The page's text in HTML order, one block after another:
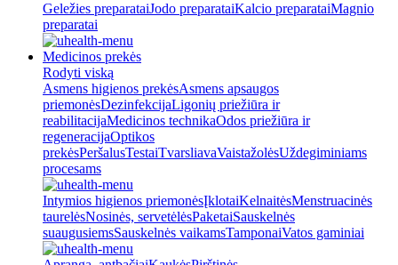
Geležies preparataiJodo preparataiKalcio preparataiMagnio
preparatai
Medicinos prekės
Rodyti viską
Asmens higienos prekėsAsmens apsaugos
priemonėsDezinfekcijaLigonių priežiūra ir
reabilitacijaMedicinos technikaOdos priežiūra ir
regeneracijaOptikos
prekėsPeršalusTestaiTvarsliavaVaistažolėsUždegiminiams
procesams
Intymios higienos priemonėsĮklotaiKelnaitėsMenstruacinės
taurelėsNosinės, servetėlėsPaketaiSauskelnės
suaugusiemsSauskelnės vaikamsTamponaiVatos gaminiai